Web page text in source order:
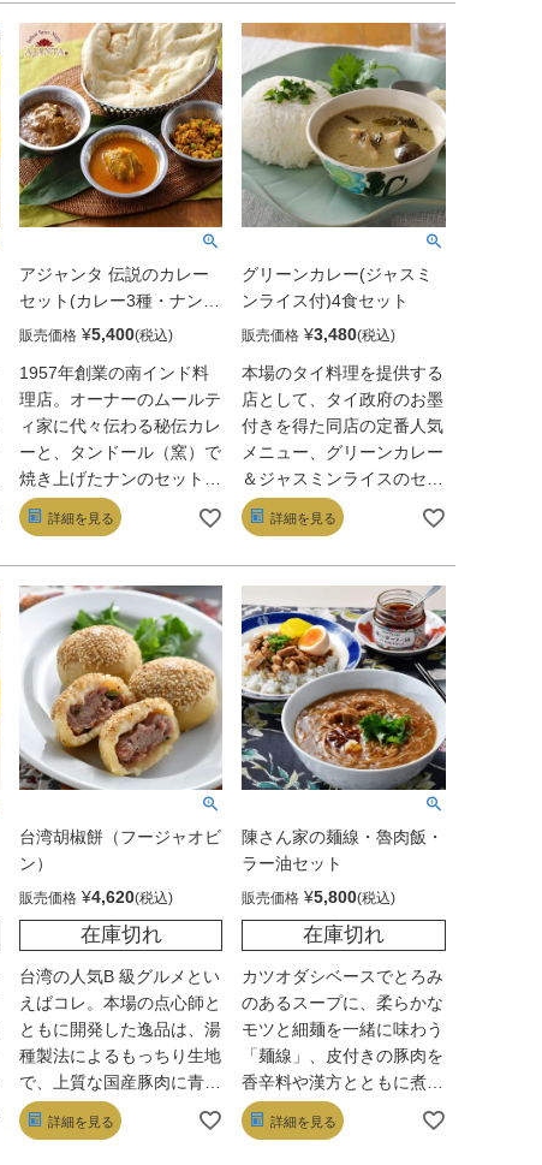
炒めてから調味料と炊いた
というジャスミンライスの
芳醇なコクにも拍手!
た無水チキンカレーもまた
後を引く旨さ。いずれも化
学調味料不使用。
アジャンタ 伝説のカレー
セット(カレー3種・ナン1
枚付き)
販売価格 ¥5,400
1957年創業の南インド料
理店。オーナーのムールテ
ィ家に代々伝わる秘伝カレ
ーと、タンドール（窯）で
焼き上げたナンのセットを
お届け。同店が日本に初め
て紹介したキーマカレー、
チキンカレー、独特な風味
が後を引くマトンカレー
は、どれもスパイシーで刺
激的！
詳細を見る
グリーンカレー(ジャスミ
ンライス付)4食セット
販売価格 ¥3,480
本場のタイ料理を提供する
店として、タイ政府のお墨
付きを得た同店の定番人気
メニュー、グリーンカレー
＆ジャスミンライスのセッ
ト。スパイスとともにバジ
ルや柑橘の風味がふわりと
異国情緒満点の美味しさ
だ！
詳細を見る
台湾胡椒餅（フージャオビ
ン）
販売価格 ¥4,620
在庫切れ
台湾の人気B 級グルメとい
えばコレ。本場の点心師と
ともに開発した逸品は、湯
種製法によるもっちり生地
で、上質な国産豚肉に青ネ
ギ香るジューシーな餡も特
長。3種のペッパーのパン
詳細を見る
陳さん家の麺線・魯肉飯・
ラー油セット
販売価格 ¥5,800
在庫切れ
カツオダシベースでとろみ
のあるスープに、柔らかな
モツと細麺を一緒に味わう
「麺線」、皮付きの豚肉を
香辛料や漢方とともに煮込
み、1日寝かせて味を馴染
ませた「魯肉飯」。いずれ
詳細を見る